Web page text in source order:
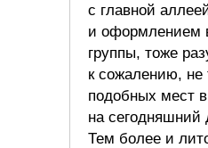
с главной
и оформлением
группы, тоже
к сожалению, не
подобных мест
на сегодняшний
Тем более и